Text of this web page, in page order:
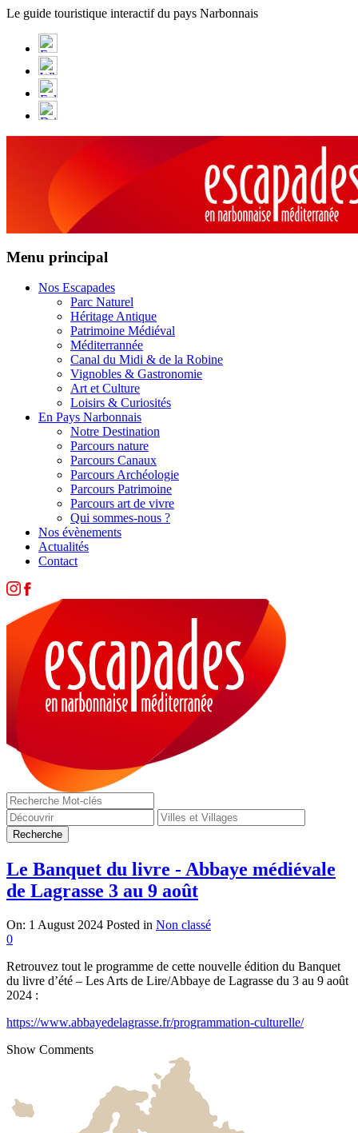
Panneau de gestion des cookies
Le guide touristique interactif du pays Narbonnais
Menu principal
Nos Escapades
Parc Naturel
Héritage Antique
Patrimoine Médiéval
Méditerrannée
Canal du Midi & de la Robine
Vignobles & Gastronomie
Art et Culture
Loisirs & Curiosités
En Pays Narbonnais
Notre Destination
Parcours nature
Parcours Canaux
Parcours Archéologie
Parcours Patrimoine
Parcours art de vivre
Qui sommes-nous ?
Nos évènements
Actualités
Contact
Le Banquet du livre - Abbaye médiévale
de Lagrasse 3 au 9 août
On: 1 August 2024 Posted in Non classé
0
Retrouvez tout le programme de cette nouvelle édition du Banquet
du livre d’été – Les Arts de Lire/Abbaye de Lagrasse du 3 au 9 août
2024 :
https://www.abbayedelagrasse.fr/programmation-culturelle/
Show Comments